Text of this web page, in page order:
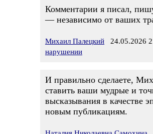
Комментарии я писал,
— независимо от ваших
Михаил Палецкий 24.05.2026
нарушении
И правильно сделаете,
ставить ваши мудрые и
высказывания в качестве
новым публикациям.